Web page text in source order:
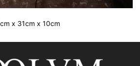
x 31cm x 10cm